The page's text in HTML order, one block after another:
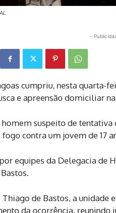
-
cumpriu, nesta quarta-
e apreensão domiciliar
suspeito de
contra um jovem de 17
equipes da Delegacia de
de Bastos, a unidade
da ocorrência, reunindo